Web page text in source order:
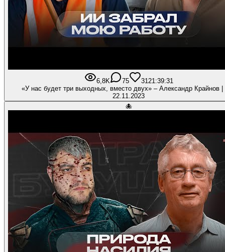
6,8K 75 3121:39:31
«У нас будет три выходных, вместо двух» – Александр Крайнов |
22.11.2023
🐙